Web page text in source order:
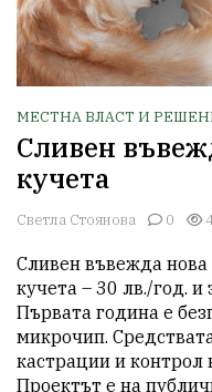
МЕСТНА ВЛАСТ И
Сливен
кучета
Светла Стоянова 0
Сливен въвежда нова
кучета – 30 лв./год.
Първата година е
микрочип.
кастрации и контрол
Проектът е на